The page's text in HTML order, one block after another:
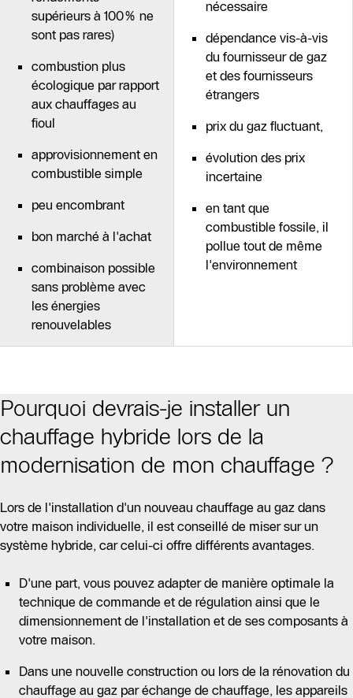
supérieurs à 100% ne
sont pas rares)
combustion plus
écologique par rapport
aux chauffages au
fioul
approvisionnement en
combustible simple
peu encombrant
bon marché à l'achat
combinaison possible
sans problème avec
les énergies
renouvelables
nécessaire
dépendance vis-à-vis
du fournisseur de gaz
et des fournisseurs
étrangers
prix du gaz fluctuant,
évolution des prix
incertaine
en tant que
combustible fossile, il
pollue tout de même
l'environnement
Pourquoi devrais-je installer un
chauffage hybride lors de la
modernisation de mon chauffage ?
Lors de l'installation d'un nouveau chauffage au gaz dans
votre maison individuelle, il est conseillé de miser sur un
système hybride, car celui-ci offre différents avantages.
D'une part, vous pouvez adapter de manière optimale la
technique de commande et de régulation ainsi que le
dimensionnement de l'installation et de ses composants à
votre maison.
Dans une nouvelle construction ou lors de la rénovation du
chauffage au gaz par échange de chauffage, les appareils